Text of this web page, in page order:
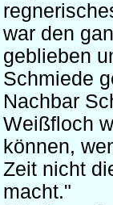
war den
geblieben
Schmiede
Nachbar
Weißfloch
können,
Zeit nicht
macht."